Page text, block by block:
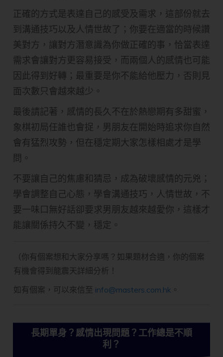
正確的方式是表達自己的感受及需求，這部份就去
到溝通技巧以及人情世故了；你要在適當的時候讚
美對方，讓對方潛意識為你做正確的事，恰當表達
需求會讓對方更容易接受，而兩個人的感情也可能
因此得到好轉；最重要是你不能給他壓力，否則見
面次數只會越來越少。
最後請記著，感情的長久不在於熱戀期有多甜蜜，
象棋初局任誰也會捉，男朋友在開始時追求你自然
會有猛烈攻勢，但在穩定期大家怎樣相處才是學
問。
不要讓自己的焦慮和猜忌，成為破壞感情的元兇；
學會調整自己心態，學會溝通技巧，人情世故，不
要一味口無好話卻要求男朋友越來越愛你，這樣才
能讓關係持久不變，穩定。
（你有個案想和大家分享嗎？如果題材合適，你的個案
有機會得到龍震天詳細分析！
如有個案，可以來信至 info@masters.com.hk 。
長期單身？感情出現問題？工作總是不順
利？